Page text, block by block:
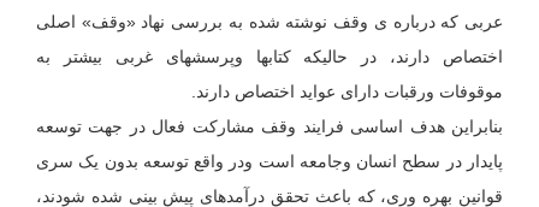
عربی که درباره ی وقف نوشته شده به بررسی نهاد «وقف» اصلی
اختصاص دارند، در حالیکه کتابها وپرسشهای غربی بیشتر به
موقوفات ورقبات دارای عواید اختصاص دارند.
بنابراین هدف اساسی فرایند وقف مشارکت فعال در جهت توسعه
پایدار در سطح انسان وجامعه است ودر واقع توسعه بدون یک سری
قوانین بهره وری، که باعث تحقق درآمدهای پیش بینی شده شودند،